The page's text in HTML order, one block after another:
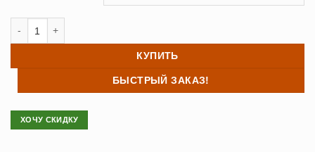
КУПИТЬ
БЫСТРЫЙ ЗАКАЗ!
ХОЧУ СКИДКУ